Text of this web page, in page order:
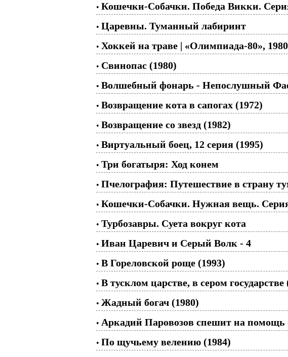
• Кошечки-Собачки. Победа Викки.
• Царевны. Туманный лабиринт
• Хоккей на траве | «Олимпиада-80», 1980
• Свинопас (1980)
• Волшебный фонарь - Непослушный
• Возвращение кота в сапогах (1972)
• Возвращение со звезд (1982)
• Виртуальный боец, 12 серия (1995)
• Три богатыря: Ход конем
• Пчелография: Путешествие в страну
• Кошечки-Собачки. Нужная вещь.
• Турбозавры. Суета вокруг кота
• Иван Царевич и Серый Волк - 4
• В Гореловской роще (1993)
• В тусклом царстве, в сером государстве
• Жадный богач (1980)
• Аркадий Паровозов спешит на
• По щучьему велению (1984)